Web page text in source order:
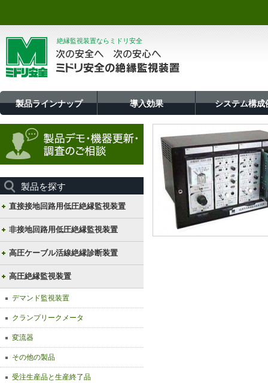
絶縁監視装置ならミドリ安全
製品ラインナップ 導入効果 システム構成
製品を探す
直接接地回路用低圧絶縁監視装置
非接地回路用低圧絶縁監視装置
高圧ケーブル活線絶縁診断装置
高圧絶縁監視装置
デマンド監視装置
クランプリークメータ
変流器
その他の製品
受注生産品と生産終了品